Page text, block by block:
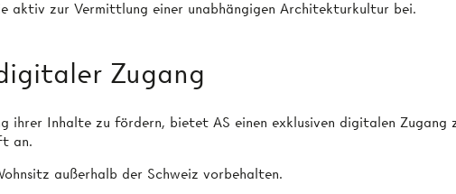
aktiv zur Vermittlung einer unabhängigen Architekturkultur bei.
Zugang
ihrer Inhalte zu fördern, bietet AS einen exklusiven digitalen Zugang
an.
außerhalb der Schweiz vorbehalten.